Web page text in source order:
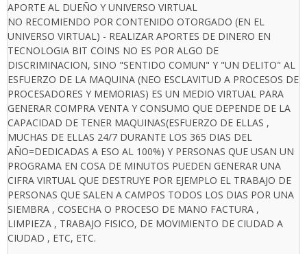
APORTE AL DUEÑO Y UNIVERSO VIRTUAL
NO RECOMIENDO POR CONTENIDO OTORGADO (EN EL
UNIVERSO VIRTUAL) - REALIZAR APORTES DE DINERO EN
TECNOLOGIA BIT COINS NO ES POR ALGO DE
DISCRIMINACION, SINO "SENTIDO COMUN" Y "UN DELITO" AL
ESFUERZO DE LA MAQUINA (NEO ESCLAVITUD A PROCESOS DE
PROCESADORES Y MEMORIAS) ES UN MEDIO VIRTUAL PARA
GENERAR COMPRA VENTA Y CONSUMO QUE DEPENDE DE LA
CAPACIDAD DE TENER MAQUINAS(ESFUERZO DE ELLAS ,
MUCHAS DE ELLAS 24/7 DURANTE LOS 365 DIAS DEL
AÑO=DEDICADAS A ESO AL 100%) Y PERSONAS QUE USAN UN
PROGRAMA EN COSA DE MINUTOS PUEDEN GENERAR UNA
CIFRA VIRTUAL QUE DESTRUYE POR EJEMPLO EL TRABAJO DE
PERSONAS QUE SALEN A CAMPOS TODOS LOS DIAS POR UNA
SIEMBRA , COSECHA O PROCESO DE MANO FACTURA ,
LIMPIEZA , TRABAJO FISICO, DE MOVIMIENTO DE CIUDAD A
CIUDAD , ETC, ETC.